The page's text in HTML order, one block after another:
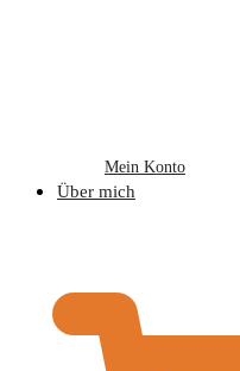
Mein Konto
Über mich